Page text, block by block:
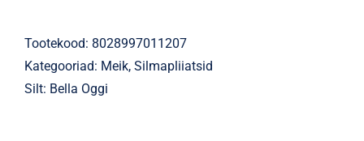
051
Black
Widow
Tootekood: 8028997011207
Kategooriad: Meik, Silmapliiatsid
Silt: Bella Oggi